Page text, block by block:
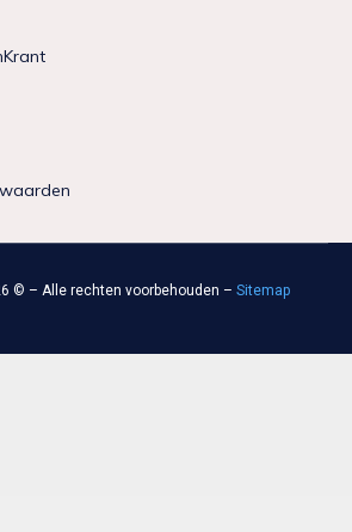
© – Alle rechten voorbehouden – Sitemap